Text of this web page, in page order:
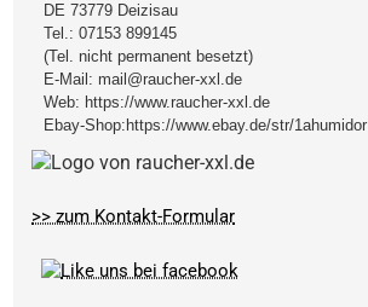
DE 73779 Deizisau
Tel.:07153 899145
(Tel. nicht permanent besetzt)
E-Mail: mail@raucher-xxl.de
Web: https://www.raucher-xxl.de
Ebay-Shop: https://www.ebay.de/str/1ahumidor
>> zum Kontakt-Formular